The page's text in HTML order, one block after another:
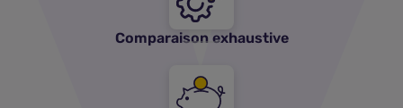
Comparaison exhaustive